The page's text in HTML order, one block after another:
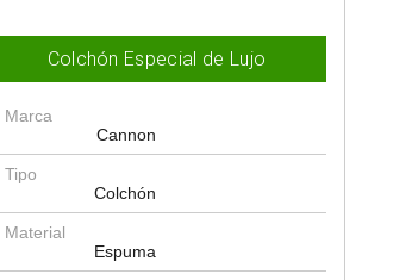
Colchón Especial de Lujo
Marca
Cannon
Tipo
Colchón
Material
Espuma